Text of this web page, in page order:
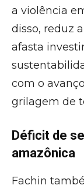
a violência
disso, reduz
afasta
com o
grilagem de
Déficit de
amazônica
Fachin